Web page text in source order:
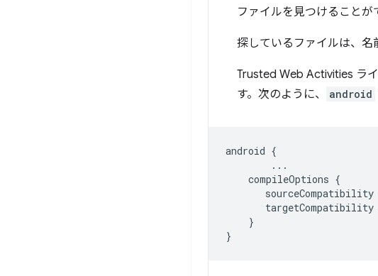
ファイルを見つけることが
探しているファイルは、名
Trusted Web Activities ラ
す。次のように、
android
android {
...
compileOptions {
sourceCompatibility
targetCompatibility
}
}